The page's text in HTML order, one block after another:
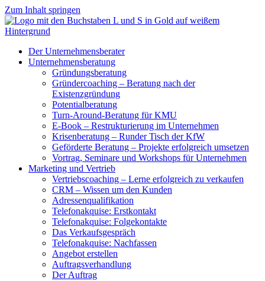
Zum Inhalt springen
Der Unternehmensberater
Unternehmensberatung
Gründungsberatung
Gründercoaching – Beratung nach der
Existenzgründung
Potentialberatung
Turn-Around-Beratung für KMU
E-Book – Restrukturierung im Unternehmen
Krisenberatung – Runder Tisch der KfW
Geförderte Beratung – Projekte erfolgreich umsetzen
Vortrag, Seminare und Workshops für Unternehmen
Marketing und Vertrieb
Vertriebscoaching – Lerne erfolgreich zu verkaufen
CRM – Wissen um den Kunden
Adressenqualifikation
Telefonakquise: Erstkontakt
Telefonakquise: Folgekontakte
Das Verkaufsgespräch
Telefonakquise: Nachfassen
Angebot erstellen
Auftragsverhandlung
Der Auftrag